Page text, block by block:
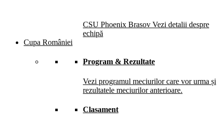
CSU Phoenix Brasov Vezi detalii despre
echipă
Cupa României
Program & Rezultate
Vezi programul meciurilor care vor urma și
rezultatele meciurilor anterioare.
Clasament